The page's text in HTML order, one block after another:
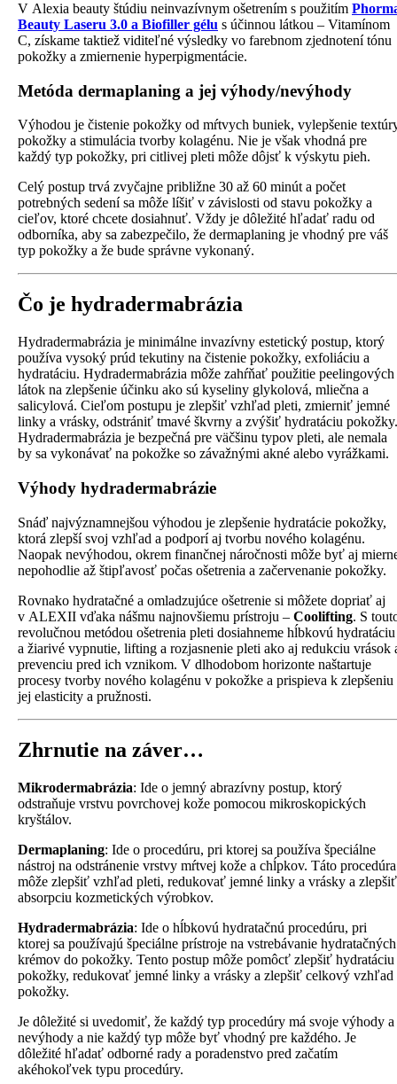
V Alexia beauty štúdiu neinvazívnym ošetrením s použitím
Beauty Laseru 3.0 a Biofiller gélu s účinnou látkou – Vitamínom
C, získame taktiež viditeľné výsledky vo farebnom zjednotení tónu
pokožky a zmiernenie hyperpigmentácie.
Metóda dermaplaning a jej výhody/nevýhody
Výhodou je čistenie pokožky od mŕtvych buniek, vylepšenie
pokožky a stimulácia tvorby kolagénu. Nie je však vhodná pre
každý typ pokožky, pri citlivej pleti môže dôjsť k výskytu pieh.
Celý postup trvá zvyčajne približne 30 až 60 minút a počet
potrebných sedení sa môže líšiť v závislosti od stavu pokožky a
cieľov, ktoré chcete dosiahnuť. Vždy je dôležité hľadať radu od
odborníka, aby sa zabezpečilo, že dermaplaning je vhodný pre váš
typ pokožky a že bude správne vykonaný.
Čo je hydradermabrázia
Hydradermabrázia je minimálne invazívny estetický postup, ktorý
používa vysoký prúd tekutiny na čistenie pokožky, exfoliáciu a
hydratáciu. Hydradermabrázia môže zahŕňať použitie peelingových
látok na zlepšenie účinku ako sú kyseliny glykolová, mliečna a
salicylová. Cieľom postupu je zlepšiť vzhľad pleti, zmierniť jemné
linky a vrásky, odstrániť tmavé škvrny a zvýšiť hydratáciu pokožky.
Hydradermabrázia je bezpečná pre väčšinu typov pleti, ale nemala
by sa vykonávať na pokožke so závažnými akné alebo vyrážkami.
Výhody hydradermabrázie
Snáď najvýznamnejšou výhodou je zlepšenie hydratácie pokožky,
ktorá zlepší svoj vzhľad a podporí aj tvorbu nového kolagénu.
Naopak nevýhodou, okrem finančnej náročnosti môže byť aj
nepohodlie až štipľavosť počas ošetrenia a začervenanie pokožky.
Rovnako hydratačné a omladzujúce ošetrenie si môžete dopriať aj
v ALEXII vďaka nášmu najnovšiemu prístroju – Coolifting. S
revolučnou metódou ošetrenia pleti dosiahneme hĺbkovú hydratáciu
a žiarivé vypnutie, lifting a rozjasnenie pleti ako aj redukciu vrások
prevenciu pred ich vznikom. V dlhodobom horizonte naštartuje
procesy tvorby nového kolagénu v pokožke a prispieva k zlepšeniu
jej elasticity a pružnosti.
Zhrnutie na záver…
Mikrodermabrázia: Ide o jemný abrazívny postup, ktorý
odstraňuje vrstvu povrchovej kože pomocou mikroskopických
kryštálov.
Dermaplaning: Ide o procedúru, pri ktorej sa používa špeciálne
nástroj na odstránenie vrstvy mŕtvej kože a chĺpkov. Táto procedúra
môže zlepšiť vzhľad pleti, redukovať jemné linky a vrásky a zlepšiť
absorpciu kozmetických výrobkov.
Hydradermabrázia: Ide o hĺbkovú hydratačnú procedúru, pri
ktorej sa používajú špeciálne prístroje na vstrebávanie hydratačných
krémov do pokožky. Tento postup môže pomôcť zlepšiť hydratáciu
pokožky, redukovať jemné linky a vrásky a zlepšiť celkový vzhľad
pokožky.
Je dôležité si uvedomiť, že každý typ procedúry má svoje výhody a
nevýhody a nie každý typ môže byť vhodný pre každého. Je
dôležité hľadať odborné rady a poradenstvo pred začatím
akéhokoľvek typu procedúry.